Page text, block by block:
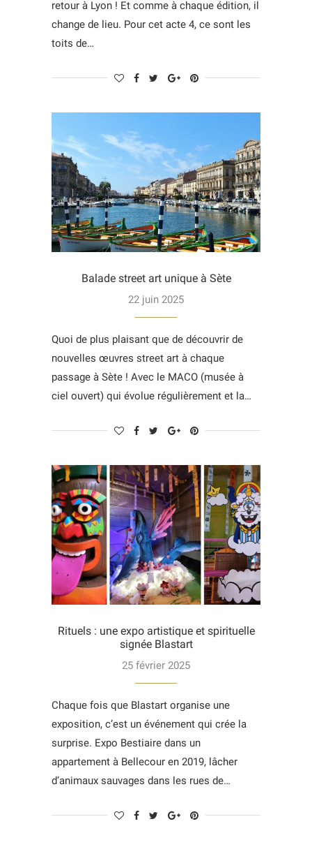
retour à Lyon ! Et comme à chaque édition, il
change de lieu. Pour cet acte 4, ce sont les
toits de…
Balade street art unique à Sète
22 juin 2025
Quoi de plus plaisant que de découvrir de
nouvelles œuvres street art à chaque
passage à Sète ! Avec le MACO (musée à
ciel ouvert) qui évolue régulièrement et la…
Rituels : une expo artistique et spirituelle
signée Blastart
25 février 2025
Chaque fois que Blastart organise une
exposition, c’est un événement qui crée la
surprise. Expo Bestiaire dans un
appartement à Bellecour en 2019, lâcher
d’animaux sauvages dans les rues de…